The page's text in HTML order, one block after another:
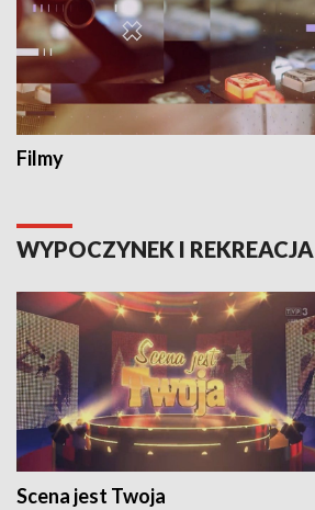
Filmy
WYPOCZYNEK I REKREACJA
Scena jest Twoja